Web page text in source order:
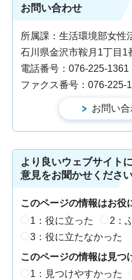
お問い合わせ
所属課：生活環境部女
石川県金沢市鞍月1丁目1
電話番号：076-225-1361
ファクス番号：076-225-
より良いウェブサイト
意見をお聞かせくださ
このページの情報はお役
1：役に立った
2：
3：役に立たなかった
このページの情報は見つ
1：見つけやすかった